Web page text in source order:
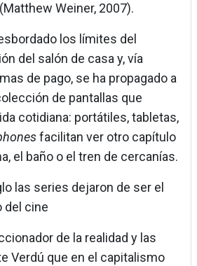
(Matthew Weiner, 2007).
los límites del
del salón de casa y, vía
de pago, se ha propagado a
de pantallas que
cotidiana: portátiles, tabletas,
facilitan ver otro capítulo
el baño o el tren de cercanías.
las series dejaron de ser el
del cine
de la realidad y las
Verdú que en el capitalismo